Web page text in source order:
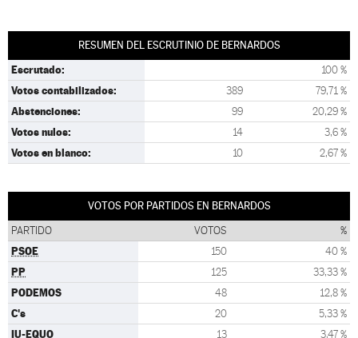
RESUMEN DEL ESCRUTINIO DE BERNARDOS
Escrutado: 100 %
Votos contabilizados: 389 79,71 %
Abstenciones: 99 20,29 %
Votos nulos: 14 3,6 %
Votos en blanco: 10 2,67 %
VOTOS POR PARTIDOS EN BERNARDOS
PARTIDO VOTOS %
PSOE 150 40 %
PP 125 33,33 %
PODEMOS 48 12,8 %
C's 20 5,33 %
IU-EQUO 13 3,47 %